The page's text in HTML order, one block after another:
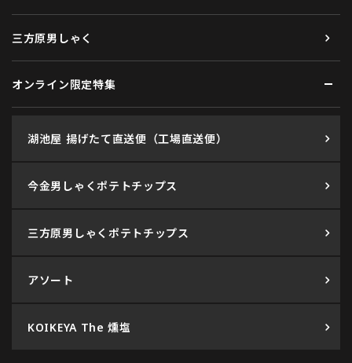
三方原男しゃく
オンライン限定特集
湖池屋 揚げたて直送便（工場直送便）
今金男しゃくポテトチップス
三方原男しゃくポテトチップス
アソート
KOIKEYA The 燻塩